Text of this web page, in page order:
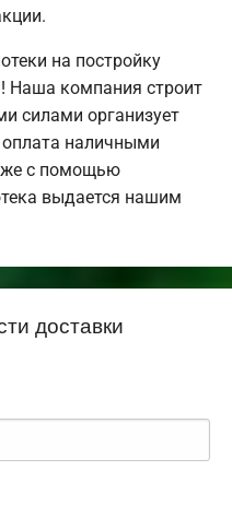
на постройку
Наша компания строит
силами организует
наличными
с помощью
выдается нашим
доставки